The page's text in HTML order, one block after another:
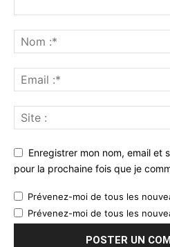
Enregistrer mon nom, email et
pour la prochaine fois que je
Prévenez-moi de tous les
Prévenez-moi de tous les